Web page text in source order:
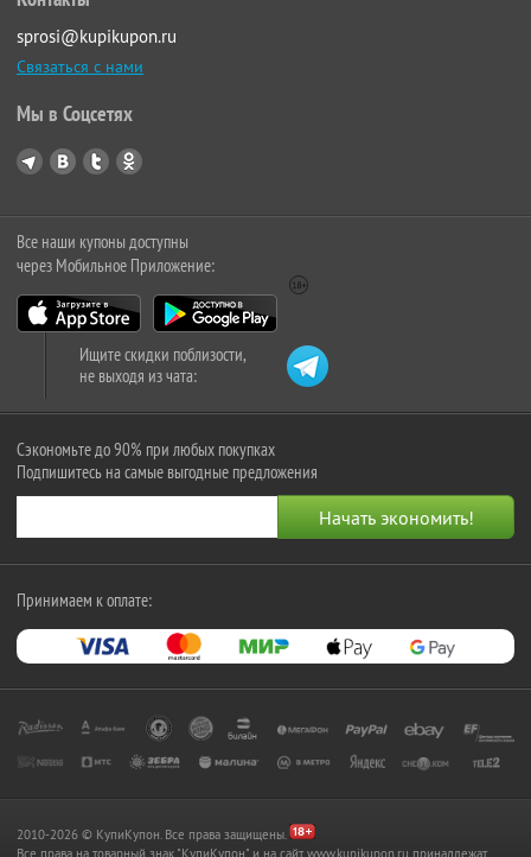
sprosi@kupikupon.ru
Связаться с нами
Мы в Соцсетях
Все наши купоны доступны
через Мобильное Приложение:
Ищите скидки поблизости,
не выходя из чата:
Сэкономьте до 90% при любых покупках
Подпишитесь на самые выгодные предложения
Принимаем к оплате:
2010-2026 © КупиКупон. Все права защищены.
Все права на товарный знак "КупиКупон" и на сайт www.kupikupon.ru принадлежат